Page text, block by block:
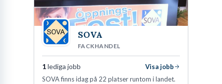
SOVA
FACKHANDEL
1lediga jobb
Visa jobb
SOVA finns idag på 22 platser runtom i landet.